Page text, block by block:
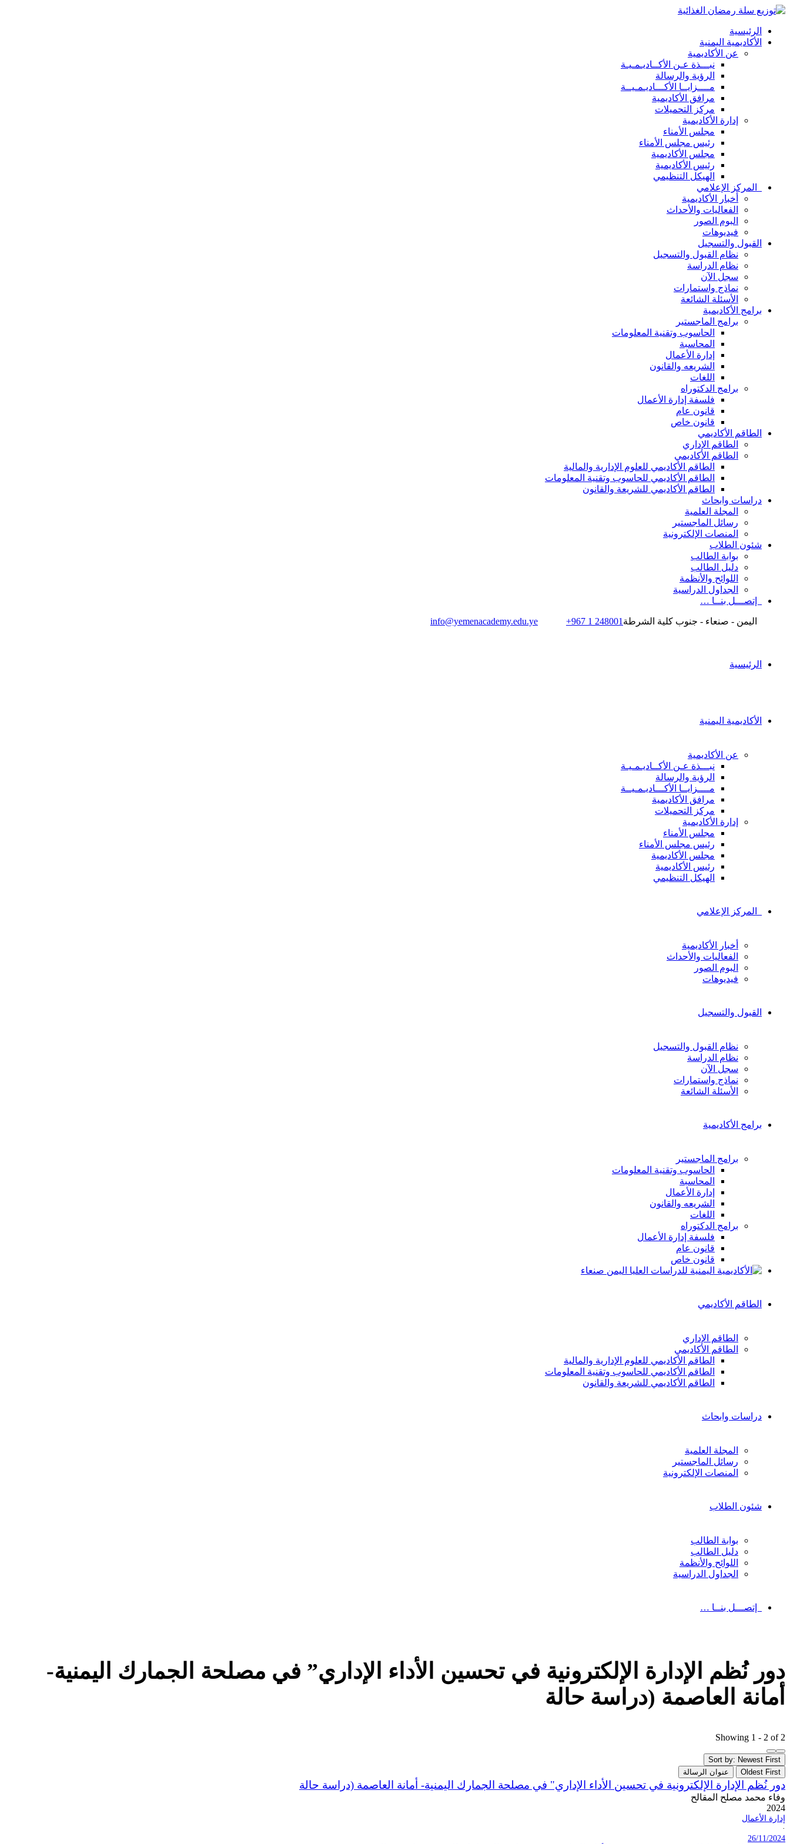
الرئيسية
الأكاديمية اليمنية
عن الأكاديمية
نبـــذة عـن الأكــاديـمـيـة
الرؤية والرسالة
مــــزايــا الأكـــاديـمـيــة
مرافق الأكاديمية
مركز التحميلات
إدارة الأكاديمية
مجلس الأمناء
رئيس مجلس الأمناء
مجلس الأكاديمية
رئيس الأكاديمية
الهيكل التنظيمي
المركز الإعلامي
أخبار الأكاديمية
الفعاليات والأحداث
البوم الصور
فيديوهات
القبول والتسجيل
نظام القبول والتسجيل
نظام الدراسة
سجل الآن
نماذج واستمارات
الأسئلة الشائعة
برامج الأكاديمية
برامج الماجستير
الحاسوب وتقنية المعلومات
المحاسبة
إدارة الأعمال
الشريعه والقانون
اللغات
برامج الدكتوراه
فلسفة إدارة الأعمال
قانون عام
قانون خاص
الطاقم الأكاديمي
الطاقم الإداري
الطاقم الأكاديمي
الطاقم الأكاديمي للعلوم الإدارية والمالية
الطاقم الأكاديمي للحاسوب وتقنية المعلومات
الطاقم الأكاديمي للشريعة والقانون
دراسات وابحاث
المجلة العلمية
رسائل الماجستير
المنصات الإلكترونية
شئون الطلاب
بوابة الطالب
دليل الطالب
اللوائح والأنظمة
الجداول الدراسية
إتصـــل بنــا …
اليمن - صنعاء - جنوب كلية الشرطة info@yemenacademy.edu.ye +967 1 248001
الرئيسية
الأكاديمية اليمنية
عن الأكاديمية
نبـــذة عـن الأكــاديـمـيـة
الرؤية والرسالة
مــــزايــا الأكـــاديـمـيــة
مرافق الأكاديمية
مركز التحميلات
إدارة الأكاديمية
مجلس الأمناء
رئيس مجلس الأمناء
مجلس الأكاديمية
رئيس الأكاديمية
الهيكل التنظيمي
المركز الإعلامي
أخبار الأكاديمية
الفعاليات والأحداث
البوم الصور
فيديوهات
القبول والتسجيل
نظام القبول والتسجيل
نظام الدراسة
سجل الآن
نماذج واستمارات
الأسئلة الشائعة
برامج الأكاديمية
برامج الماجستير
الحاسوب وتقنية المعلومات
المحاسبة
إدارة الأعمال
الشريعه والقانون
اللغات
برامج الدكتوراه
فلسفة إدارة الأعمال
قانون عام
قانون خاص
الطاقم الأكاديمي
الطاقم الإداري
الطاقم الأكاديمي
الطاقم الأكاديمي للعلوم الإدارية والمالية
الطاقم الأكاديمي للحاسوب وتقنية المعلومات
الطاقم الأكاديمي للشريعة والقانون
دراسات وابحاث
المجلة العلمية
رسائل الماجستير
المنصات الإلكترونية
شئون الطلاب
بوابة الطالب
دليل الطالب
اللوائح والأنظمة
الجداول الدراسية
إتصـــل بنــا …
دور نُظم الإدارة الإلكترونية في تحسين الأداء الإداري” في مصلحة الجمارك اليمنية-
أمانة العاصمة (دراسة حالة
Showing 1 - 2 of 2
Sort by: Newest First
Oldest First
عنوان الرسالة
دور نُظم الإدارة الإلكترونية في تحسين الأداء الإداري" في مصلحة الجمارك اليمنية- أمانة العاصمة (دراسة حالة
وفاء محمد مصلح المقالح
2024
إدارة الأعمال
·
26/11/2024